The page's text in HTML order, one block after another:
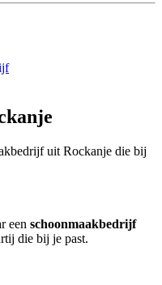
uit Rockanje die bij
een schoonmaakbedrijf
die bij je past.